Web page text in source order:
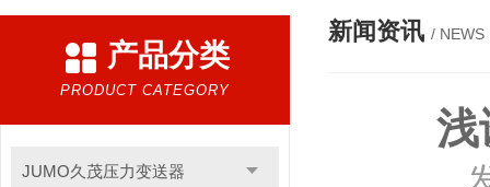
产品分类
PRODUCT CATEGORY
JUMO久茂压力变送器
新闻资讯 / NEWS
浅